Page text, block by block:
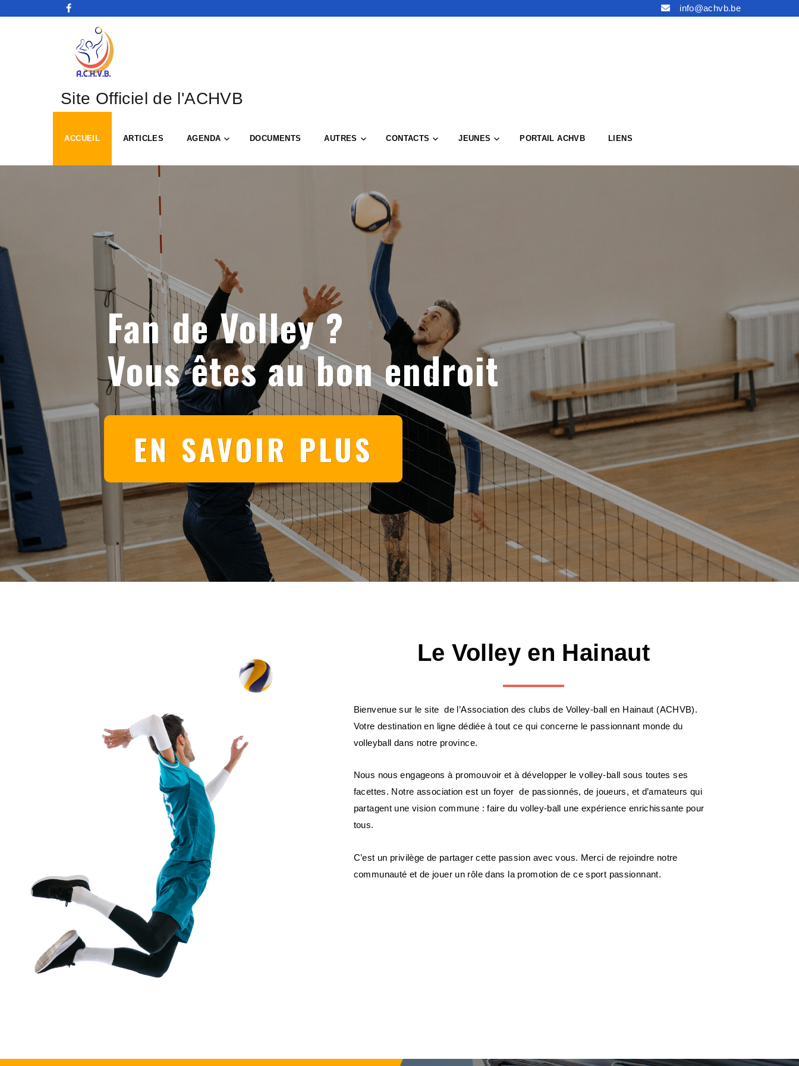
info@achvb.be
Site Officiel de l'ACHVB
ACCUEIL ARTICLES AGENDA DOCUMENTS AUTRES CONTACTS JEUNES PORTAIL ACHVB LIENS
Fan de Volley ?
Vous êtes au bon endroit
EN SAVOIR PLUS
Le Volley en Hainaut
Bienvenue sur le site de l’Association des clubs de Volley-ball en Hainaut (ACHVB).
Votre destination en ligne dédiée à tout ce qui concerne le passionnant monde du
volleyball dans notre province.
Nous nous engageons à promouvoir et à développer le volley-ball sous toutes ses
facettes. Notre association est un foyer de passionnés, de joueurs, et d’amateurs qui
partagent une vision commune : faire du volley-ball une expérience enrichissante pour
tous.
C’est un privilège de partager cette passion avec vous. Merci de rejoindre notre
communauté et de jouer un rôle dans la promotion de ce sport passionnant.